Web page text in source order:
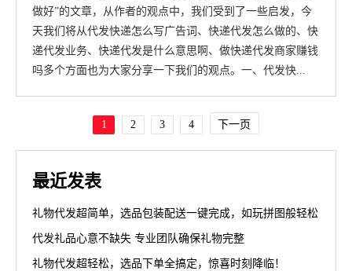
做好”的文章，从作者的观点中，我们受到了一些启发，今
天我们将从代发快递怎么写广告词、快递代发怎么做的、快
递代发业务、快递代发是什么意思啊、做快递代发商家赚钱
吗多个方面也为大家分享一下我们的观点。一、代发快...
1 2 3 4 下一页
最近发表
礼物代发超简单，选品包装配送一键完成，如玩拼图般轻松
代发礼品心意不缺失 专业团队确保礼物完整
礼物代发超轻松，选品下单全搞定，惊喜时刻降临！